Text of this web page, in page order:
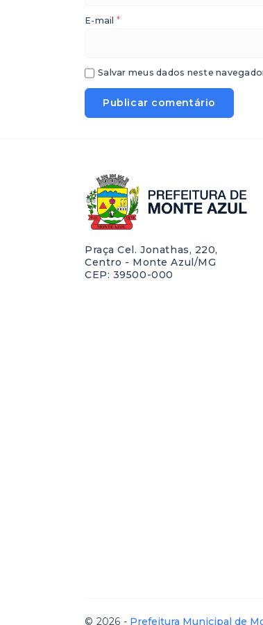
E-mail *
Salvar meus dados neste
Praça Cel. Jonathas, 220,
Centro - Monte Azul/MG
CEP: 39500-000
© 2026 - Prefeitura Municipal de